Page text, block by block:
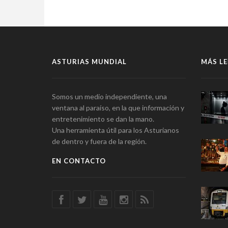
ASTURIAS MUNDIAL
Somos un medio independiente, una
ventana al paraíso, en la que información y
entretenimiento se dan la mano.
Una herramienta útil para los Asturianos
de dentro y fuera de la región.
EN CONTACTO
MÁS